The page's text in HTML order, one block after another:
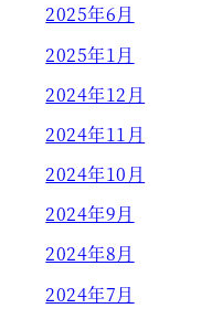
2025年6月
2025年1月
2024年12月
2024年11月
2024年10月
2024年9月
2024年8月
2024年7月